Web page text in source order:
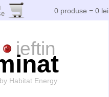
0 produse = 0 lei
ieftin
by Habitat Energy